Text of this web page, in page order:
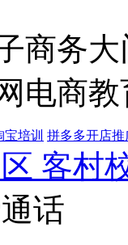
商务
电商
宝培训 拼多多开店推
客村
话